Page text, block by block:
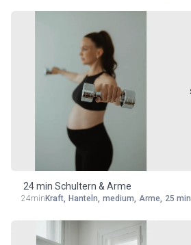
24 min Schultern & Arme
24min Kraft, Hanteln, medium, Arme, 25 min